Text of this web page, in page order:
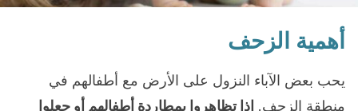
أهمية الزحف
يحب بعض الآباء النزول على الأرض مع أطفالهم في
منطقة الزحف. إذا تظاهروا بمطاردة أطفالهم أو جعلوا